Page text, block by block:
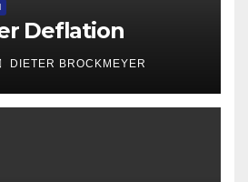
Deflation
DIETER BROCKMEYER